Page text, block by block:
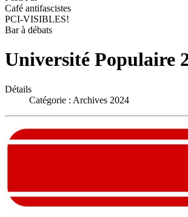
Café antifascistes
PCI-VISIBLES!
Bar à débats
Université Populaire
Détails
Catégorie : Archives 2024